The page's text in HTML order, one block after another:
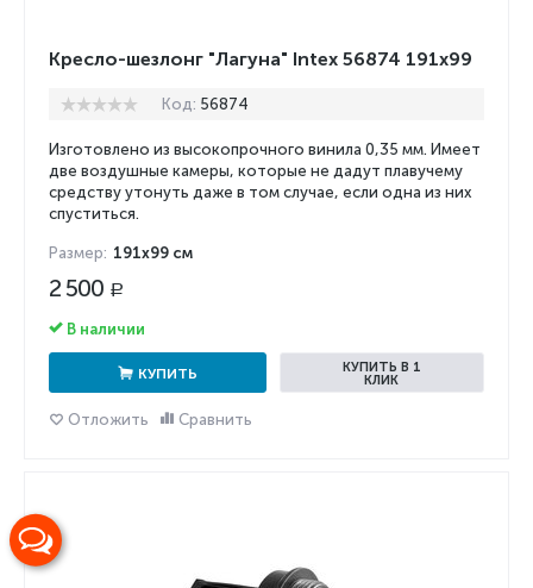
Кресло-шезлонг "Лагуна" Intex 56874 191x99
Код: 56874
Изготовлено из высокопрочного винила 0,35 мм. Имеет
две воздушные камеры, которые не дадут плавучему
средству утонуть даже в том случае, если одна из них
спуститься.
Размер: 191х99 см
2 500 Р
В наличии
КУПИТЬ
КУПИТЬ В 1
КЛИК
Отложить Сравнить